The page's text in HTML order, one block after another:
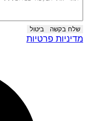
שלח בקשה ביטול
פרטיות